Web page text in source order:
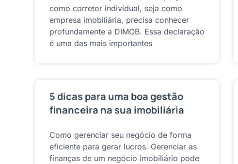
como corretor individual, seja como
empresa imobiliária, precisa conhecer
profundamente a DIMOB. Essa declaração
é uma das mais importantes
5 dicas para uma boa gestão
financeira na sua imobiliária
Como gerenciar seu negócio de forma
eficiente para gerar lucros. Gerenciar as
finanças de um negócio imobiliário pode